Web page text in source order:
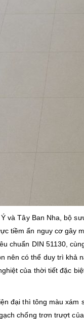
và Tây Ban Nha, bộ
tiềm ẩn nguy cơ
chuẩn DIN 51130,
nên có thể duy trì
của thời tiết đặc
đại thì tông màu
chống trơn trượt